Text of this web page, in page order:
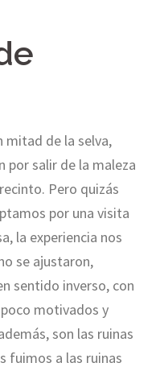
mitad de la selva,
por salir de la maleza
Pero quizás
por una visita
la experiencia nos
se ajustaron,
sentido inverso, con
motivados y
son las ruinas
fuimos a las ruinas